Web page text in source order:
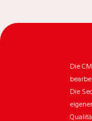
Die
Die